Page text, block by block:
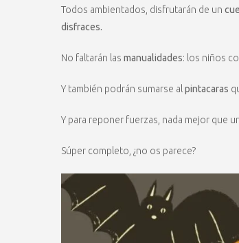
Todos ambientados, disfrutarán de un
disfraces.
No faltarán las manualidades: los niños
Y también podrán sumarse alpintacaras
Y para reponer fuerzas, nada mejor que
Súper completo, ¿no os parece?